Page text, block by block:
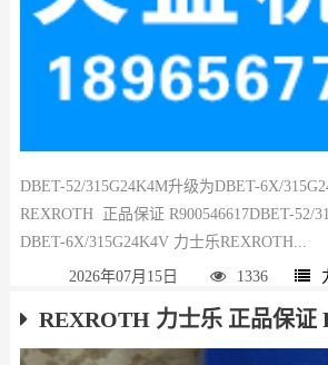
DBET-52/315G24K4M升级为DBET-6X/
REXROTH 正品保证 R900546617DBET-52/
DBET-6X/315G24K4V 力士乐REXROTH...
2026年07月15日 1336
REXROTH 力士乐 正品保证